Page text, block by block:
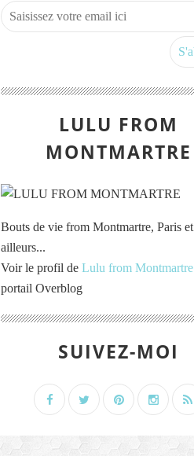
LULU FROM
MONTMARTRE
Bouts de vie from Montmartre, Paris et
ailleurs...
Voir le profil de Lulu from Montmartre
portail Overblog
SUIVEZ-MOI